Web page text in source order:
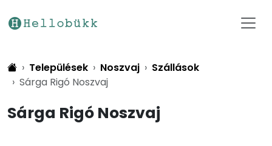
Települések Noszvaj
Szállások
Sárga Rigó Noszvaj
Sárga Rigó Noszvaj